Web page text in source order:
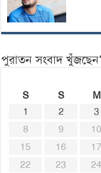
পুরাতন সংবাদ
S
S M
1
2 3
8
9 10
15
16 17
22
23 24